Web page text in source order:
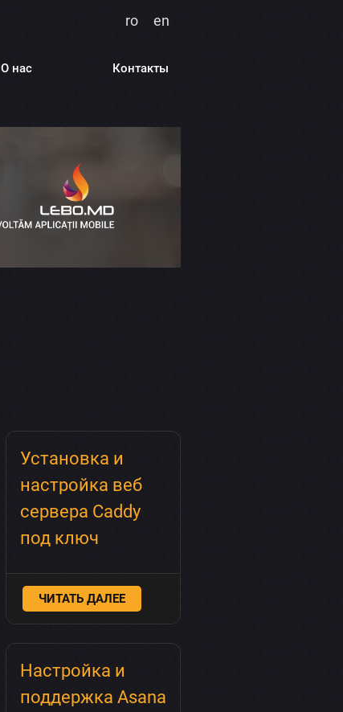
ro en
О нас Контакты
Установка и
настройка веб
сервера Caddy
под ключ
ЧИТАТЬ ДАЛЕЕ
Настройка и
поддержка Asana